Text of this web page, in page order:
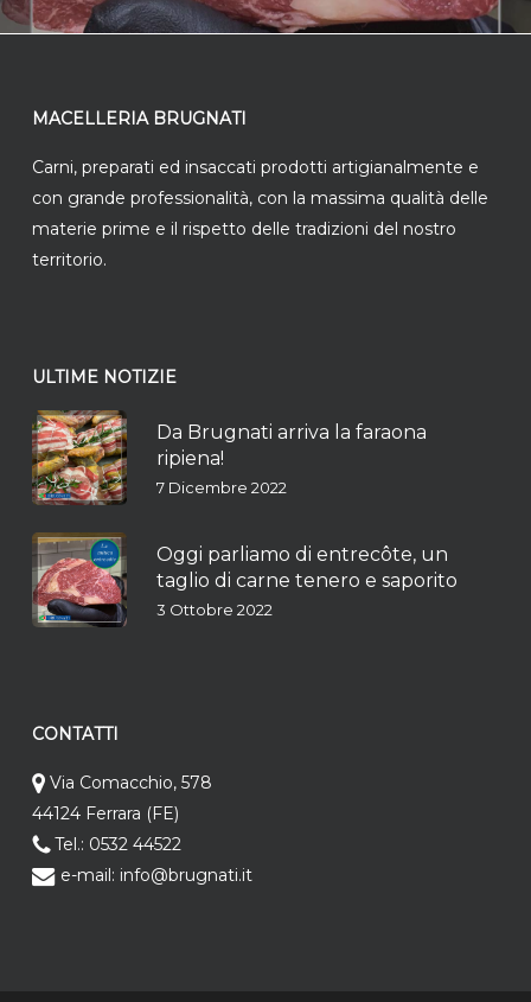
MACELLERIA BRUGNATI
Carni, preparati ed insaccati prodotti artigianalmente e
con grande professionalità, con la massima qualità delle
materie prime e il rispetto delle tradizioni del nostro
territorio.
ULTIME NOTIZIE
Da Brugnati arriva la faraona
ripiena!
7 Dicembre 2022
Oggi parliamo di entrecôte, un
taglio di carne tenero e saporito
3 Ottobre 2022
CONTATTI
Via Comacchio, 578
44124 Ferrara (FE)
Tel.: 0532 44522
e-mail: info@brugnati.it